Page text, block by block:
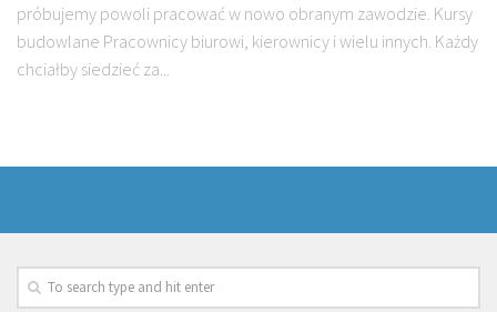
próbujemy powoli pracować w nowo obranym zawodzie. Kursy
budowlane Pracownicy biurowi, kierownicy i wielu innych. Każdy
chciałby siedzieć za...